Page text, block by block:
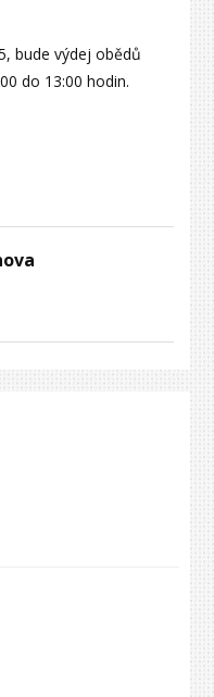
bude výdej obědů
do 13:00 hodin.